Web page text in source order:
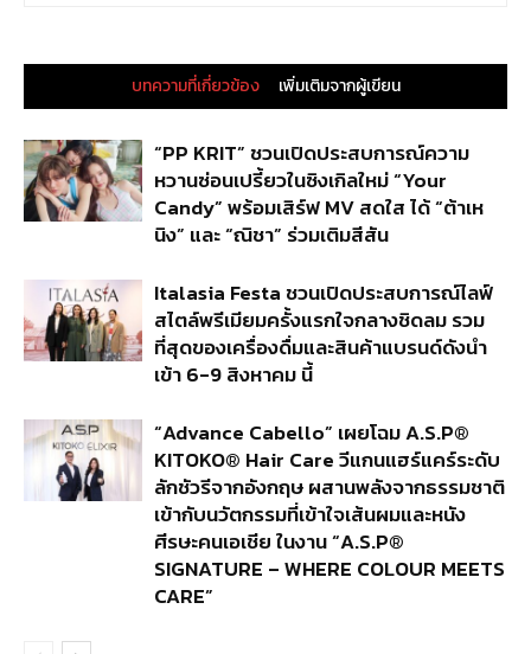
บทความที่เกี่ยวข้อง เพิ่มเติมจากผู้เขียน
“PP KRIT” ชวนเปิดประสบการณ์ความ
หวานซ่อนเปรี้ยวในซิงเกิลใหม่ “Your
Candy” พร้อมเสิร์ฟ MV สดใส ได้ “ต้าเห
นิง” และ “ณิชา” ร่วมเติมสีสัน
Italasia Festa ชวนเปิดประสบการณ์ไลฟ์
สไตล์พรีเมียมครั้งแรกใจกลางชิดลม รวม
ที่สุดของเครื่องดื่มและสินค้าแบรนด์ดังนำ
เข้า 6-9 สิงหาคม นี้
“Advance Cabello” เผยโฉม A.S.P®
KITOKO® Hair Care วีแกนแฮร์แคร์ระดับ
ลักชัวรีจากอังกฤษ ผสานพลังจากธรรมชาติ
เข้ากับนวัตกรรมที่เข้าใจเส้นผมและหนัง
ศีรษะคนเอเชีย ในงาน “A.S.P®
SIGNATURE – WHERE COLOUR MEETS
CARE”